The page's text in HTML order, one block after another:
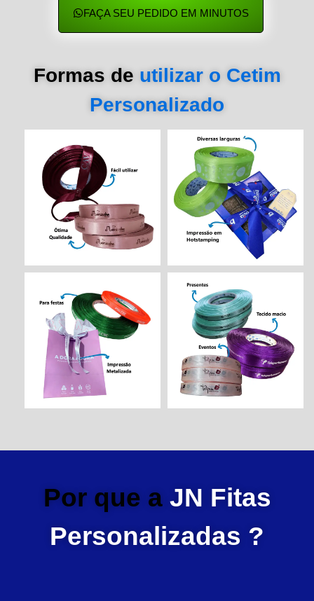
FAÇA SEU PEDIDO EM MINUTOS
Formas de utilizar o Cetim
Personalizado
Por que a JN Fitas
Personalizadas ?